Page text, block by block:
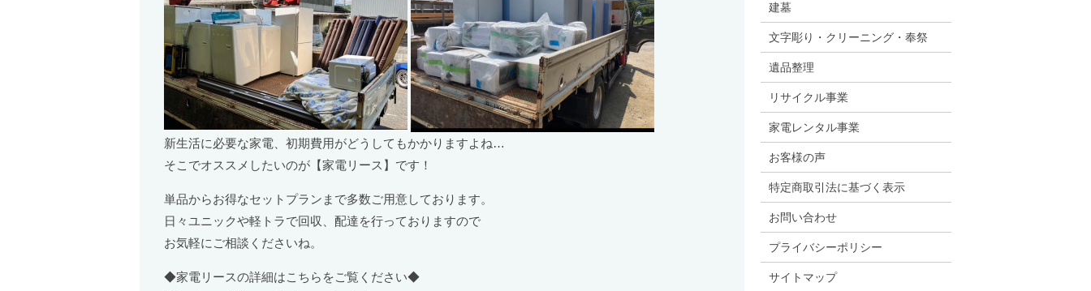
新生活に必要な家電、初期費用がどうしてもかかりますよね…
そこでオススメしたいのが【家電リース】です！
単品からお得なセットプランまで多数ご用意しております。
日々ユニックや軽トラで回収、配達を行っておりますので
お気軽にご相談くださいね。
◆家電リースの詳細はこちらをご覧ください◆
建墓
文字彫り・クリーニング・奉祭
遺品整理
リサイクル事業
家電レンタル事業
お客様の声
特定商取引法に基づく表示
お問い合わせ
プライバシーポリシー
サイトマップ